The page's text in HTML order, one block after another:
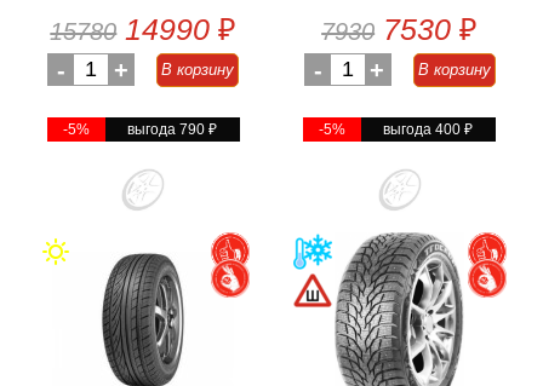
15780 14990 ₽
- 1 + В корзину
-5% выгода 790₽
7930 7530 ₽
- 1 + В корзину
-5% выгода 400₽